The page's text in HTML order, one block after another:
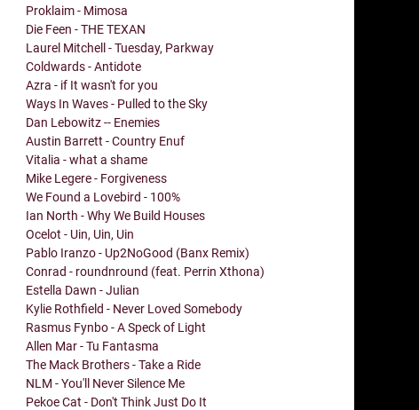
Proklaim - Mimosa
Die Feen - THE TEXAN
Laurel Mitchell - Tuesday, Parkway
Coldwards - Antidote
Azra - if It wasn't for you
Ways In Waves - Pulled to the Sky
Dan Lebowitz -- Enemies
Austin Barrett - Country Enuf
Vitalia - what a shame
Mike Legere - Forgiveness
We Found a Lovebird - 100%
Ian North - Why We Build Houses
Ocelot - Uin, Uin, Uin
Pablo Iranzo - Up2NoGood (Banx Remix)
Conrad - roundnround (feat. Perrin Xthona)
Estella Dawn - Julian
Kylie Rothfield - Never Loved Somebody
Rasmus Fynbo - A Speck of Light
Allen Mar - Tu Fantasma
The Mack Brothers - Take a Ride
NLM - You'll Never Silence Me
Pekoe Cat - Don't Think Just Do It